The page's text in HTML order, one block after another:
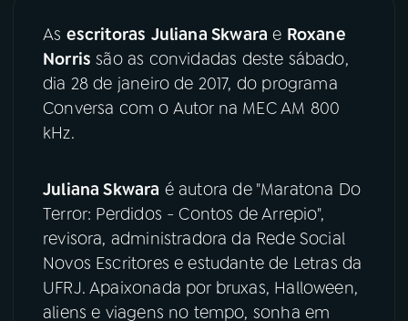
04PROGRAMAS
PODCASTS
07 ÚLTIMAS
PRÊMIO RÁDIO MEC
As escritoras Juliana Skwara e Roxane
Norris são as convidadas deste sábado,
dia 28 de janeiro de 2017, do programa
Conversa com o Autor na MEC AM 800
kHz.
Juliana Skwara é autora de "Maratona Do
Terror: Perdidos - Contos de Arrepio",
revisora, administradora da Rede Social
Novos Escritores e estudante de Letras da
UFRJ. Apaixonada por bruxas, Halloween,
aliens e viagens no tempo, sonha em